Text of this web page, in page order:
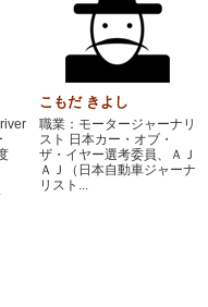
こもだ きよし
職業：モータージャーナリ
スト 日本カー・オブ・
ザ・イヤー選考委員、ＡＪ
ＡＪ（日本自動車ジャーナ
リスト...